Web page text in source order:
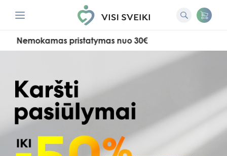
pristatymas nuo 30€